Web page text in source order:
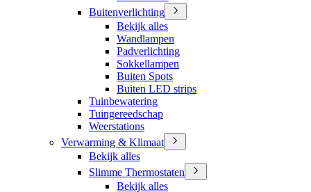
Buitenverlichting
Bekijk alles
Wandlampen
Padverlichting
Sokkellampen
Buiten Spots
Buiten LED strips
Tuinbewatering
Tuingereedschap
Weerstations
Verwarming & Klimaat
Bekijk alles
Slimme Thermostaten
Bekijk alles